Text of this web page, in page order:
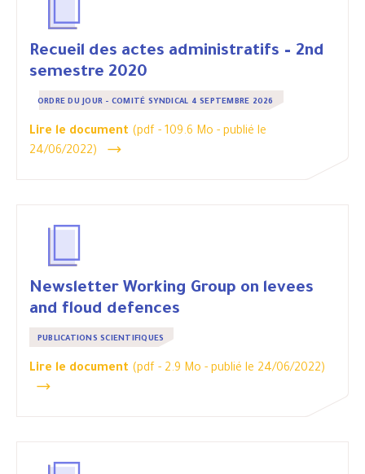
Recueil des actes administratifs – 2nd
semestre 2020
ORDRE DU JOUR - COMITÉ SYNDICAL 4 SEPTEMBRE 2026
Lire le document (pdf - 109.6 Mo - publié le
24/06/2022)
Newsletter Working Group on levees
and floud defences
PUBLICATIONS SCIENTIFIQUES
Lire le document (pdf - 2.9 Mo - publié le 24/06/2022)